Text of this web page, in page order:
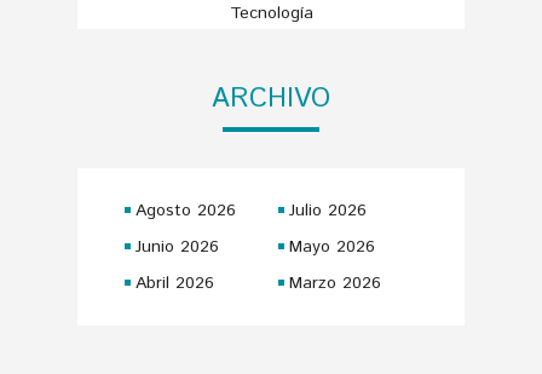
Tecnología
ARCHIVO
Agosto 2026
Julio 2026
Junio 2026
Mayo 2026
Abril 2026
Marzo 2026